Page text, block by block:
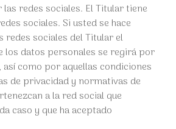
las redes sociales. El Titular tiene
sociales. Si usted se hace
redes sociales del Titular el
los datos personales se regirá por
como por aquellas condiciones
de privacidad y normativas de
a la red social que
caso y que ha aceptado